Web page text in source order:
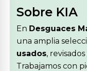
Sobre KIA
En Desguaces
una amplia
usados,
Trabajamos con